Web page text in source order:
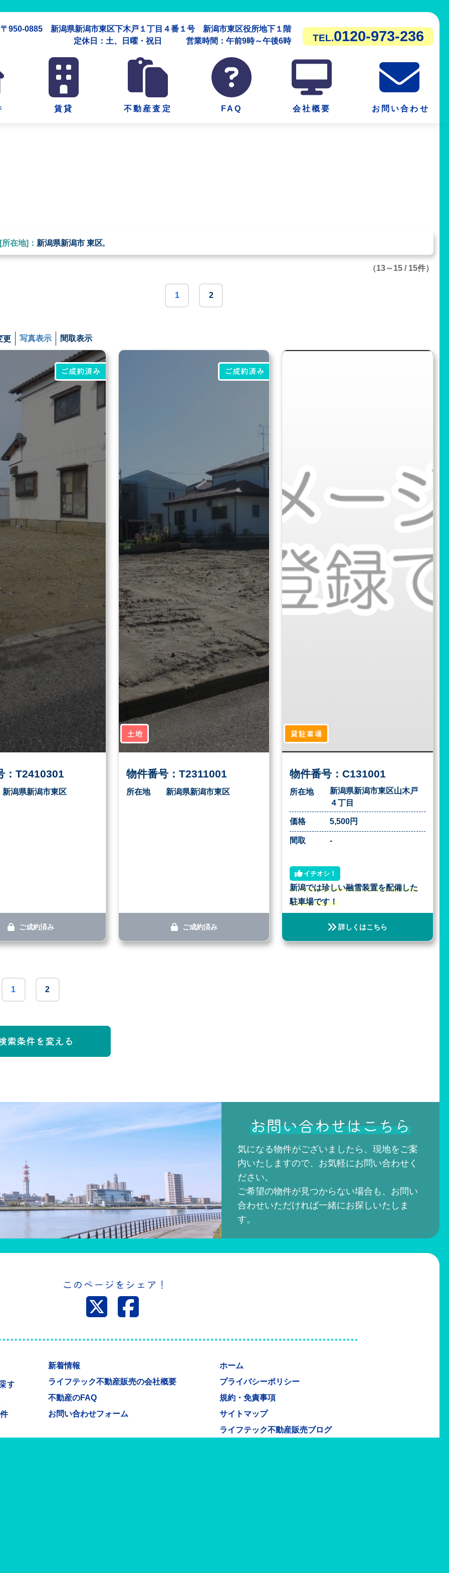
〒950-0885 新潟県新潟市東区下木戸１丁目４番１号 新潟市東区役所地下１階
定休日：土、日曜・祝日 営業時間：午前9時～午後6時
TEL.0120-973-236
賃貸 不動産査定 FAQ 会社概要 お問い合わせ
[所在地]： 新潟県新潟市 東区,
（13～15 / 15件）
1 2
更 写真表示 間取表示
：T2410301
新潟県新潟市東区
ご成約済み
土地
物件番号：T2311001
所在地 新潟県新潟市東区
ご成約済み
貸駐車場
物件番号：C131001
所在地
新潟県新潟市東区山木戸
４丁目
価格 5,500円
間取 -
イチオシ！
新潟では珍しい融雪装置を配備した
駐車場です！
詳しくはこちら
1 2
索条件を変える
お問い合わせはこちら
気になる物件がございましたら、現地をご案
内いたしますので、お気軽にお問い合わせく
ださい。
ご希望の物件が見つからない場合も、お問い
合わせいただければ一緒にお探しいたしま
す。
このページをシェア！
す
新着情報
ライフテック不動産販売の会社概要
不動産のFAQ
お問い合わせフォーム
ホーム
プライバシーポリシー
規約・免責事項
サイトマップ
ライフテック不動産販売ブログ